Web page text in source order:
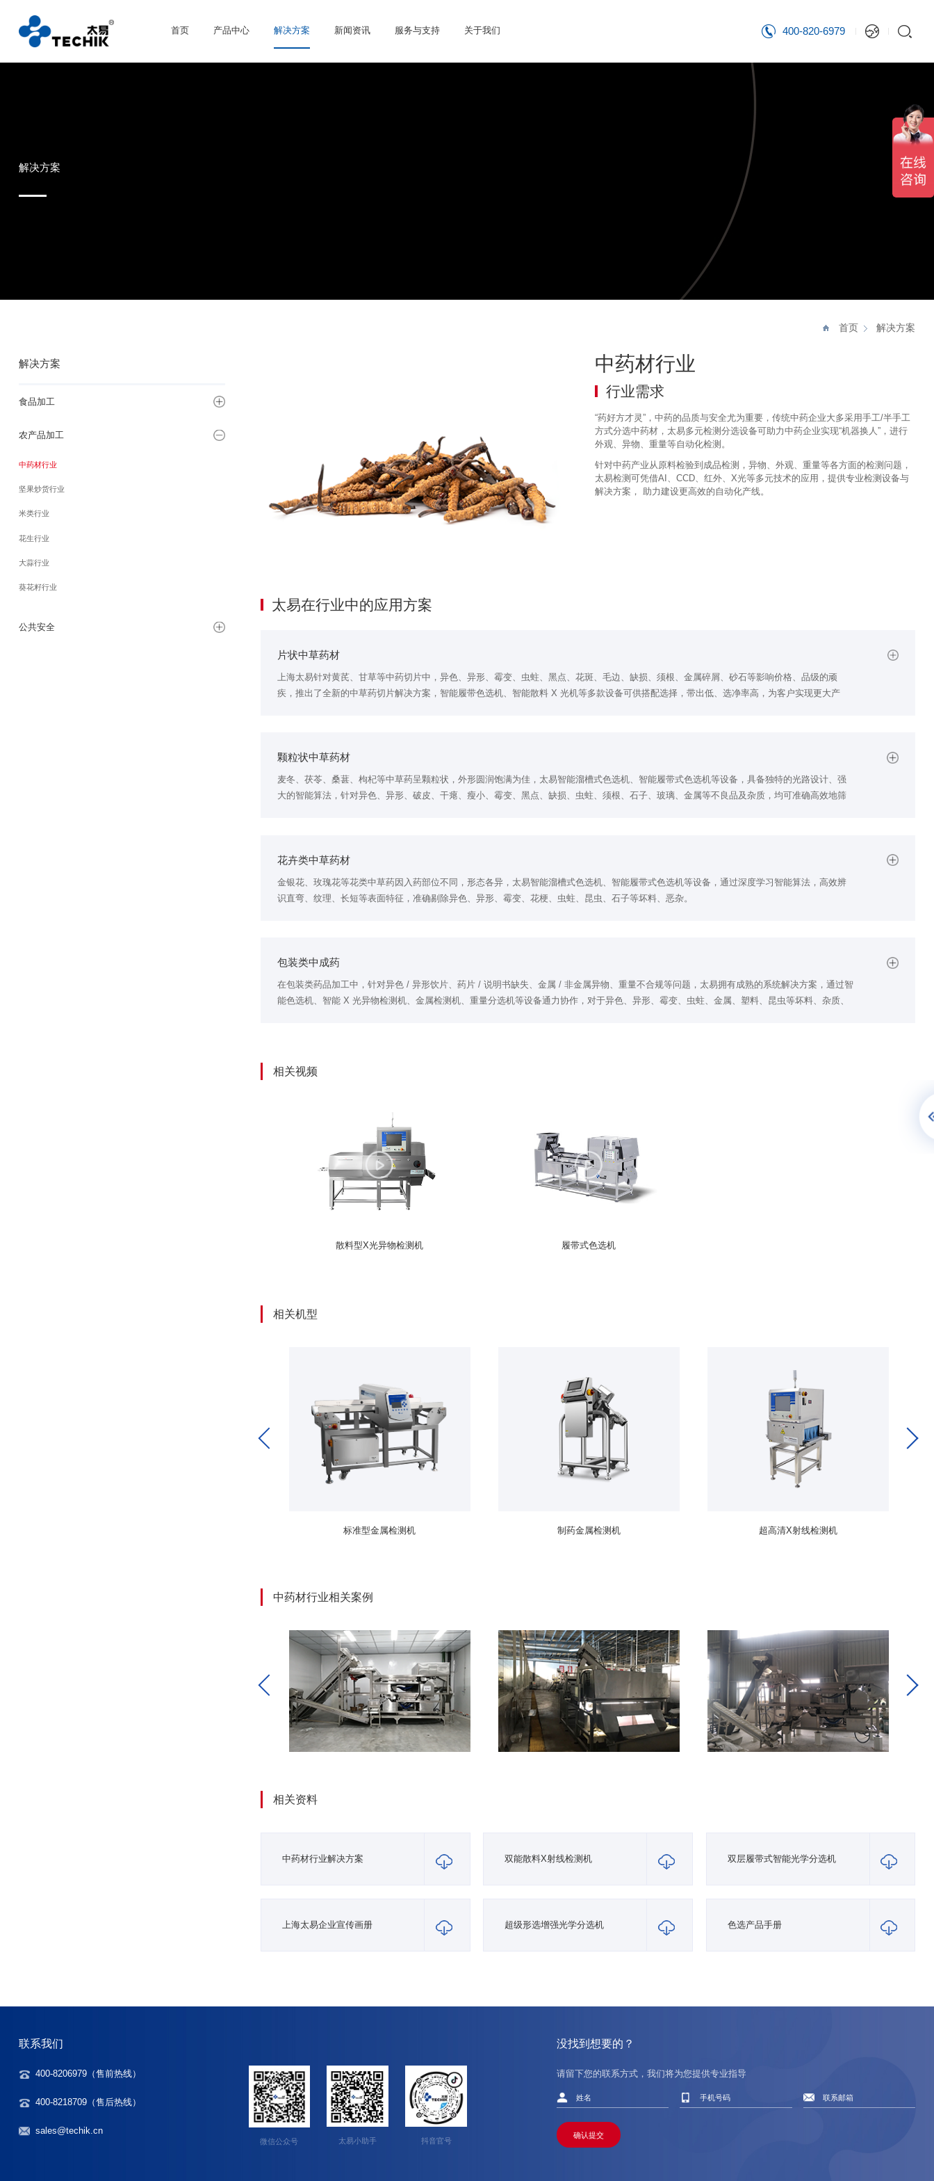
首页 产品中心 解决方案 新闻资讯 服务与支持 关于我们 400-820-6979
解决方案
首页 解决方案
解决方案
食品加工
农产品加工
中药材行业
坚果炒货行业
米类行业
花生行业
大蒜行业
葵花籽行业
公共安全
中药材行业
行业需求
“药好方才灵”，中药的品质与安全尤为重要，传统中药企业大多采用手工/半手工
方式分选中药材，太易多元检测分选设备可助力中药企业实现“机器换人”，进行
外观、异物、重量等自动化检测。
针对中药产业从原料检验到成品检测，异物、外观、重量等各方面的检测问题，
太易检测可凭借AI、CCD、红外、X光等多元技术的应用，提供专业检测设备与
解决方案， 助力建设更高效的自动化产线。
太易在行业中的应用方案
片状中草药材
上海太易针对黄芪、甘草等中药切片中，异色、异形、霉变、虫蛀、黑点、花斑、毛边、缺损、须根、金属碎屑、砂石等影响价格、品级的顽
疾，推出了全新的中草药切片解决方案，智能履带色选机、智能散料 X 光机等多款设备可供搭配选择，带出低、选净率高，为客户实现更大产
颗粒状中草药材
麦冬、茯苓、桑葚、枸杞等中草药呈颗粒状，外形圆润饱满为佳，太易智能溜槽式色选机、智能履带式色选机等设备，具备独特的光路设计、强
大的智能算法，针对异色、异形、破皮、干瘪、瘦小、霉变、黑点、缺损、虫蛀、须根、石子、玻璃、金属等不良品及杂质，均可准确高效地筛
花卉类中草药材
金银花、玫瑰花等花类中草药因入药部位不同，形态各异，太易智能溜槽式色选机、智能履带式色选机等设备，通过深度学习智能算法，高效辨
识直弯、纹理、长短等表面特征，准确剔除异色、异形、霉变、花梗、虫蛀、昆虫、石子等坏料、恶杂。
包装类中成药
在包装类药品加工中，针对异色 / 异形饮片、药片 / 说明书缺失、金属 / 非金属异物、重量不合规等问题，太易拥有成熟的系统解决方案，通过智
能色选机、智能 X 光异物检测机、金属检测机、重量分选机等设备通力协作，对于异色、异形、霉变、虫蛀、金属、塑料、昆虫等坏料、杂质、
相关视频
散料型X光异物检测机 履带式色选机
相关机型
标准型金属检测机 制药金属检测机 超高清X射线检测机
中药材行业相关案例
相关资料
中药材行业解决方案 双能散料X射线检测机 双层履带式智能光学分选机
上海太易企业宣传画册 超级形选增强光学分选机 色选产品手册
联系我们
400-8206979（售前热线）
400-8218709（售后热线）
sales@techik.cn
微信公众号 太易小助手 抖音官号
没找到想要的？
请留下您的联系方式，我们将为您提供专业指导
确认提交